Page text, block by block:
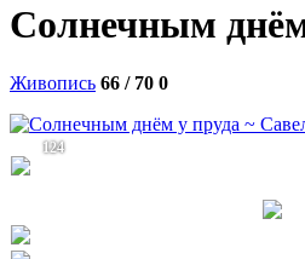
Солнечным
Живопись 66 / 70 0
124